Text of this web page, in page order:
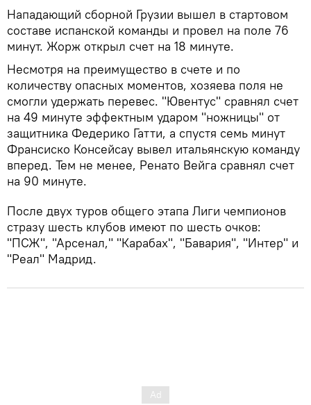
Нападающий сборной Грузии вышел в стартовом
составе испанской команды и провел на поле 76
минут. Жорж открыл счет на 18 минуте.
Несмотря на преимущество в счете и по
количеству опасных моментов, хозяева поля не
смогли удержать перевес. "Ювентус" сравнял счет
на 49 минуте эффектным ударом "ножницы" от
защитника Федерико Гатти, а спустя семь минут
Франсиско Консейсау вывел итальянскую команду
вперед. Тем не менее, Ренато Вейга сравнял счет
на 90 минуте.
После двух туров общего этапа Лиги чемпионов
стразу шесть клубов имеют по шесть очков:
"ПСЖ", "Арсенал," "Карабах", "Бавария", "Интер" и
"Реал" Мадрид.